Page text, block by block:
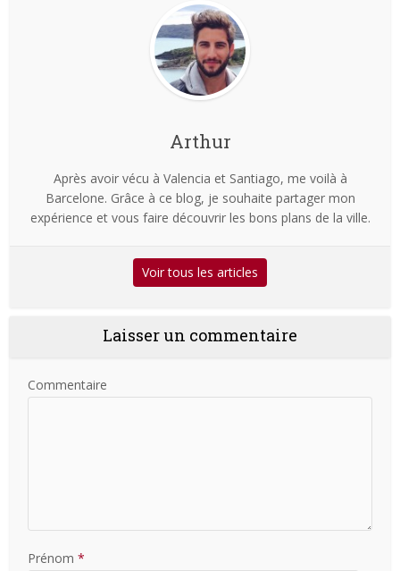
Arthur
Après avoir vécu à Valencia et Santiago, me voilà à
Barcelone. Grâce à ce blog, je souhaite partager mon
expérience et vous faire découvrir les bons plans de la ville.
Voir tous les articles
Laisser un commentaire
Commentaire
Prénom *